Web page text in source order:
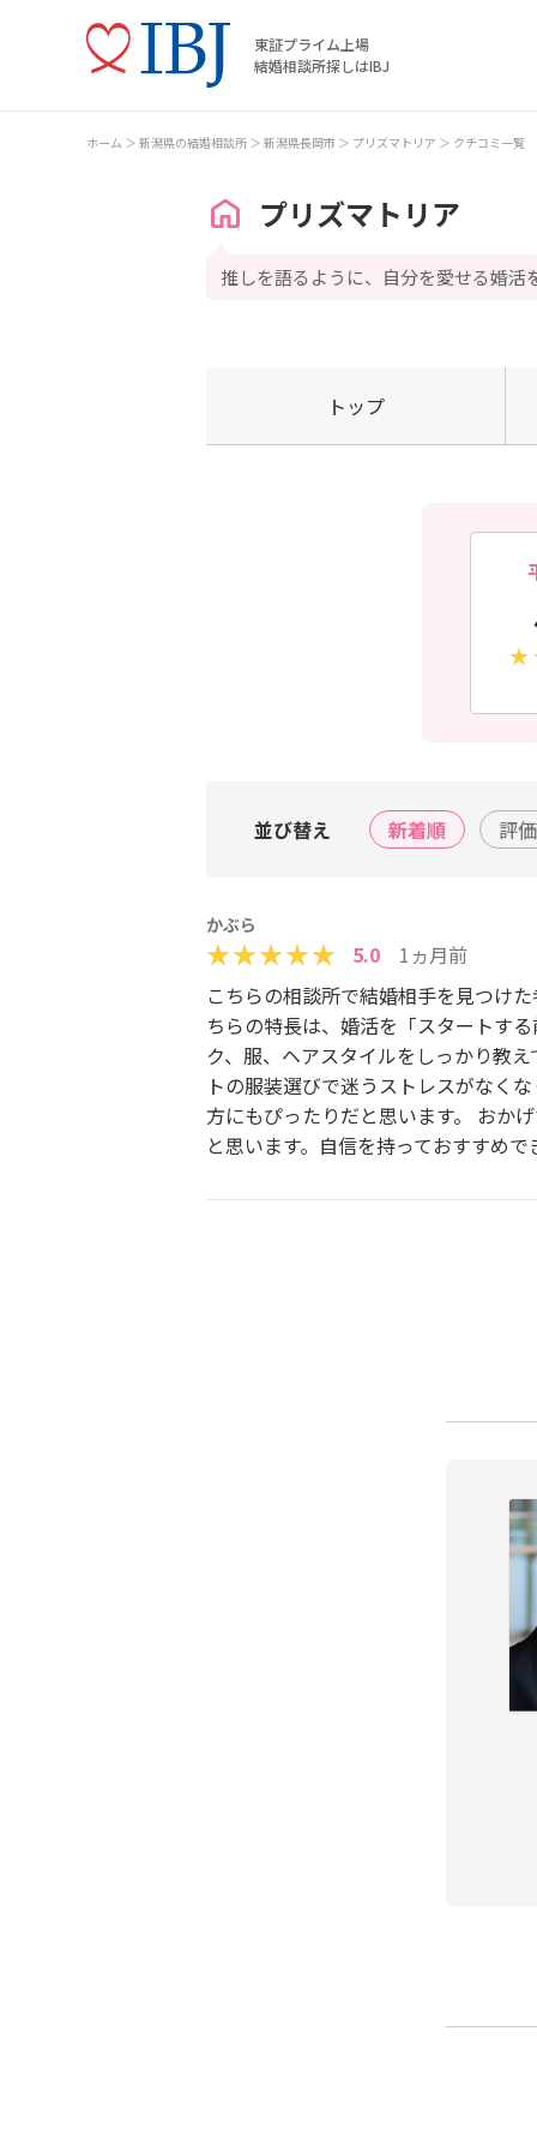
東証プライム上場
結婚相談所探しはIBJ
ホーム 新潟県の結婚相談所 新潟県長岡市 プリズマトリア クチコミ一覧
プリズマトリア
推しを語るように、自分を愛せる婚活
トップ
並び替え 新着順 評
かぶら
5.0
1ヵ月前
こちらの相談所で結婚相手を見つけ
ちらの特長は、婚活を「スタートす
ク、服、ヘアスタイルをしっかり教
トの服装選びで迷うストレスがなく
方にもぴったりだと思います。 おか
と思います。自信を持っておすすめ